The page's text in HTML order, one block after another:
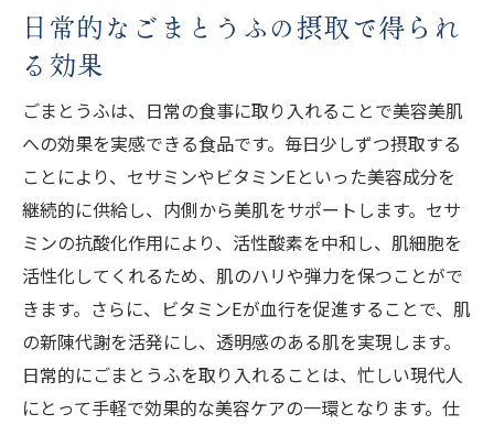
日常的なごまとうふの摂取で得られ
る効果
ごまとうふは、日常の食事に取り入れることで美容美肌
への効果を実感できる食品です。毎日少しずつ摂取する
ことにより、セサミンやビタミンEといった美容成分を
継続的に供給し、内側から美肌をサポートします。セサ
ミンの抗酸化作用により、活性酸素を中和し、肌細胞を
活性化してくれるため、肌のハリや弾力を保つことがで
きます。さらに、ビタミンEが血行を促進することで、肌
の新陳代謝を活発にし、透明感のある肌を実現します。
日常的にごまとうふを取り入れることは、忙しい現代人
にとって手軽で効果的な美容ケアの一環となります。仕